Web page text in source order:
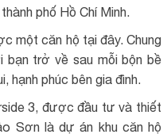
phố Hồ Chí Minh.
một căn hộ tại đây. Chung
bạn trở về sau mỗi bộn bề
hạnh phúc bên gia đình.
3, được đầu tư và thiết
Sơn là dự án khu căn hộ